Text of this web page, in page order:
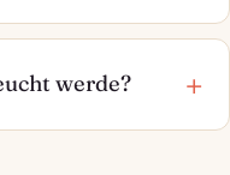
werde?